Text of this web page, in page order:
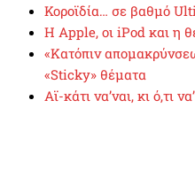
Κοροϊδία… σε βαθμό
Η Apple, οι iPod και η
«Κατόπιν
«Sticky» θέματα
Αϊ-κάτι να’ναι, κι ό,τι